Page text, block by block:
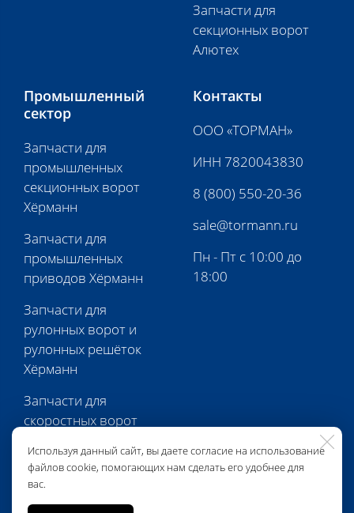
Используя данный сайт, вы даете согласие на использование
файлов cookie, помогающих нам сделать его удобнее для
вас.
Запчасти для
секционных ворот
Алютех
Промышленный
сектор
Запчасти для
промышленных
секционных ворот
Хёрманн
Запчасти для
промышленных
приводов Хёрманн
Запчасти для
рулонных ворот и
рулонных решёток
Хёрманн
Запчасти для
скоростных ворот
Запчасти для
перегрузочной
Контакты
ООО «ТОРМАН»
ИНН 7820043830
8 (800) 550-20-36
sale@tormann.ru
Пн - Пт с 10:00 до
18:00